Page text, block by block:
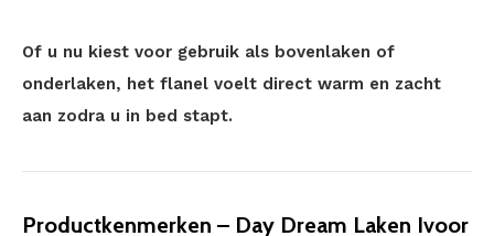
Of u nu kiest voor gebruik als bovenlaken of
onderlaken, het flanel voelt direct warm en zacht
aan zodra u in bed stapt.
Productkenmerken – Day Dream Laken Ivoor